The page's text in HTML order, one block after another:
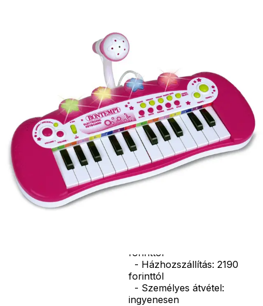
- Ütők, dobálók
- Strandcikkek
- Egyéb nyári játékok
Téli játékok
leírás
tempó. A játék
szintetizátorhoz
mikrofon is
tartozik.
Mérete:
33*22*12,5 cm.
Működéséhez 3
db R6/AA elem
szükséges, amit
forinttól
- Házhozszállítás: 2190
forinttól
- Személyes átvétel:
ingyenesen